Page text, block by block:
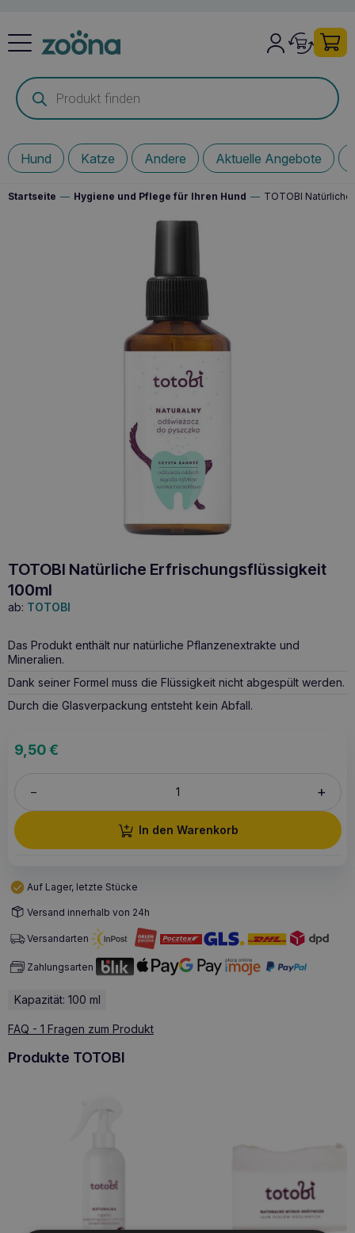
Products
search
Hund Katze Andere Aktuelle Angebote
Startseite — Hygiene und Pflege für Ihren Hund — TOTOBI
TOTOBI Natürliche Erfrischungsflüssigkeit
100ml
ab: TOTOBI
Das Produkt enthält nur natürliche Pflanzenextrakte und
Mineralien.
Dank seiner Formel muss die Flüssigkeit nicht abgespült werden.
Durch die Glasverpackung entsteht kein Abfall.
9,50€
– +
In den Warenkorb
Auf Lager, letzte Stücke
Versand innerhalb von 24h
Versandarten
Zahlungsarten
Kapazität: 100 ml
FAQ - 1 Fragen zum Produkt
Produkte TOTOBI